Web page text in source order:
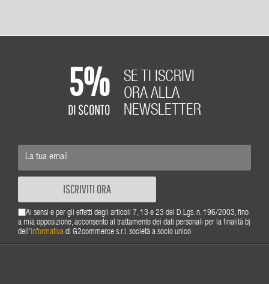
5%
DI SCONTO
SE TI ISCRIVI
ORA ALLA
NEWSLETTER
ISCRIVITI ORA
Ai sensi e per gli effetti degli articoli 7, 13 e 23 del D.Lgs. n. 196/2003, fino
a mia opposizione, acconsento al trattamento dei dati personali per la finalità b)
dell'informativa di G2commerce s.r.l. società a socio unico